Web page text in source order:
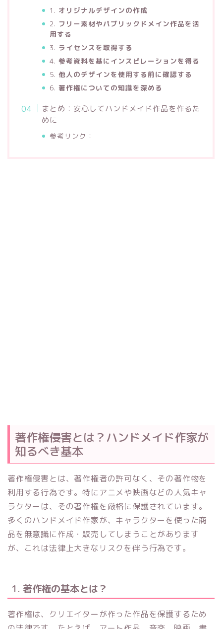
1. オリジナルデザインの作成
2. フリー素材やパブリックドメイン作品を活
用する
3. ライセンスを取得する
4.参考資料を基にインスピレーションを得る
5.他人のデザインを使用する前に確認する
6.著作権についての知識を深める
まとめ：安心してハンドメイド作品を作るた
めに
参考リンク：
著作権侵害とは？ハンドメイド作家が
知るべき基本
著作権侵害とは、著作権者の許可なく、その著作物を
利用する行為です。特にアニメや映画などの人気キャ
ラクターは、その著作権を厳格に保護されています。
多くのハンドメイド作家が、キャラクターを使った商
品を無意識に作成・販売してしまうことがあります
が、これは法律上大きなリスクを伴う行為です。
1. 著作権の基本とは？
著作権は、クリエイターが作った作品を保護するため